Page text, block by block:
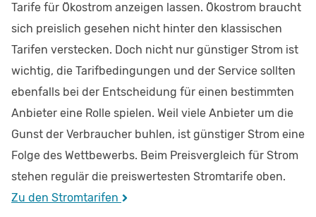
Tarife für Ökostrom anzeigen lassen. Ökostrom braucht
sich preislich gesehen nicht hinter den klassischen
Tarifen verstecken. Doch nicht nur günstiger Strom ist
wichtig, die Tarifbedingungen und der Service sollten
ebenfalls bei der Entscheidung für einen bestimmten
Anbieter eine Rolle spielen. Weil viele Anbieter um die
Gunst der Verbraucher buhlen, ist günstiger Strom eine
Folge des Wettbewerbs. Beim Preisvergleich für Strom
stehen regulär die preiswertesten Stromtarife oben.
Zu den Stromtarifen